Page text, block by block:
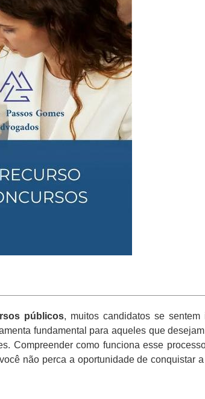
públicos, muitos candidatos se sentem
fundamental para aqueles que
Compreender como funciona esse
não perca a oportunidade de conquistar